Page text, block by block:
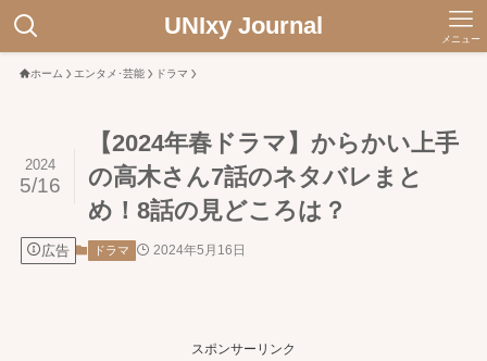
UNIxy Journal メニュー
ホーム エンタメ･芸能 ドラマ
【2024年春ドラマ】からかい上手
の高木さん7話のネタバレまと
め！8話の見どころは？
2024
5/16
広告 ドラマ 2024年5月16日
スポンサーリンク